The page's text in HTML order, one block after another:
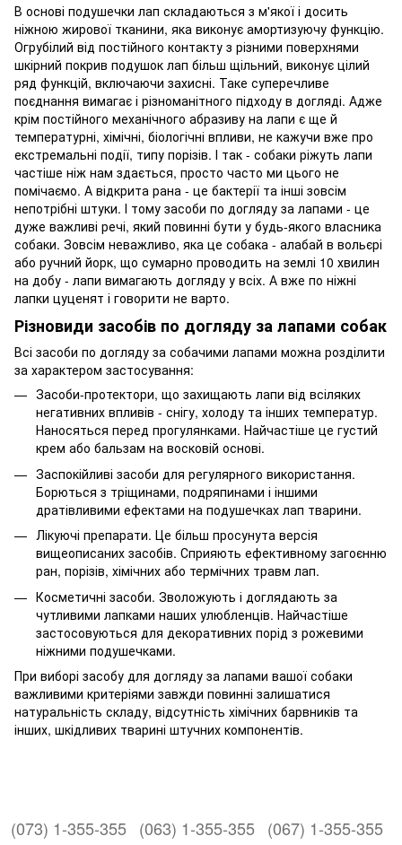
В основі подушечки лап складаються з м'якої і досить
ніжною жирової тканини, яка виконує амортизуючу функцію.
Огрубілий від постійного контакту з різними поверхнями
шкірний покрив подушок лап більш щільний, виконує цілий
ряд функцій, включаючи захисні. Таке суперечливе
поєднання вимагає і різноманітного підходу в догляді. Адже
крім постійного механічного абразиву на лапи є ще й
температурні, хімічні, біологічні впливи, не кажучи вже про
екстремальні події, типу порізів. І так - собаки ріжуть лапи
частіше ніж нам здається, просто часто ми цього не
помічаємо. А відкрита рана - це бактерії та інші зовсім
непотрібні штуки. І тому засоби по догляду за лапами - це
дуже важливі речі, який повинні бути у будь-якого власника
собаки. Зовсім неважливо, яка це собака - алабай в вольєрі
або ручний йорк, що сумарно проводить на землі 10 хвилин
на добу - лапи вимагають догляду у всіх. А вже по ніжні
лапки цуценят і говорити не варто.
Різновиди засобів по догляду за лапами собак
Всі засоби по догляду за собачими лапами можна розділити
за характером застосування:
Засоби-протектори, що захищають лапи від всіляких
негативних впливів - снігу, холоду та інших температур.
Наносяться перед прогулянками. Найчастіше це густий
крем або бальзам на восковій основі.
Заспокійливі засоби для регулярного використання.
Борються з тріщинами, подряпинами і іншими
дратівливими ефектами на подушечках лап тварини.
Лікуючі препарати. Це більш просунута версія
вищеописаних засобів. Сприяють ефективному загоєнню
ран, порізів, хімічних або термічних травм лап.
Косметичні засоби. Зволожують і доглядають за
чутливими лапками наших улюбленців. Найчастіше
застосовуються для декоративних порід з рожевими
ніжними подушечками.
При виборі засобу для догляду за лапами вашої собаки
важливими критеріями завжди повинні залишатися
натуральність складу, відсутність хімічних барвників та
інших, шкідливих тварині штучних компонентів.
(073) 1-355-355 (063) 1-355-355 (067) 1-355-355